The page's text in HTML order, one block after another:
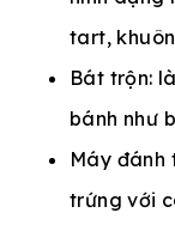
tart,
Bát trộn:
bánh như
Máy đánh
trứng với